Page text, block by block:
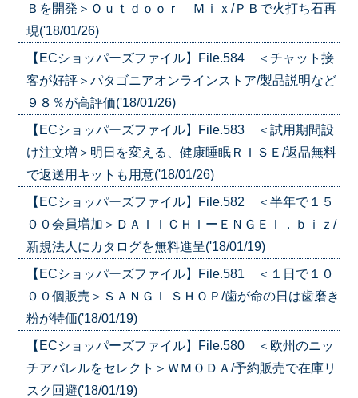
Ｂを開発＞Ｏｕｔｄｏｏｒ Ｍｉｘ/ＰＢで火打ち石再
現('18/01/26)
【ECショッパーズファイル】File.584 ＜チャット接
客が好評＞パタゴニアオンラインストア/製品説明など
９８％が高評価('18/01/26)
【ECショッパーズファイル】File.583 ＜試用期間設
け注文増＞明日を変える、健康睡眠ＲＩＳＥ/返品無料
で返送用キットも用意('18/01/26)
【ECショッパーズファイル】File.582 ＜半年で１５
００会員増加＞ＤＡＩＩＣＨＩーＥＮＧＥＩ．ｂｉｚ/
新規法人にカタログを無料進呈('18/01/19)
【ECショッパーズファイル】File.581 ＜１日で１０
００個販売＞ＳＡＮＧＩ ＳＨＯＰ/歯が命の日は歯磨き
粉が特価('18/01/19)
【ECショッパーズファイル】File.580 ＜欧州のニッ
チアパレルをセレクト＞ＷＭＯＤＡ/予約販売で在庫リ
スク回避('18/01/19)